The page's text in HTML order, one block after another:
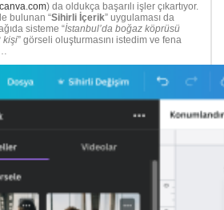
) da oldukça başarılı işler çıkartıyor.
bulunan “Sihirli İçerik” uygulaması da
sisteme “İstanbul’da boğaz köprüsü
kişi” görseli oluşturmasını istedim ve fena